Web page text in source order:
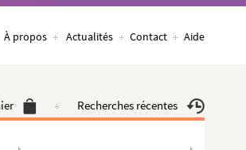
À propos Actualités Contact Aide
Recherches récentes